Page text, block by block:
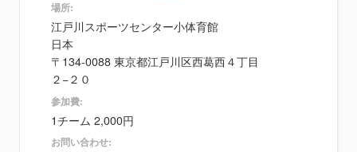
場所:
江戸川スポーツセンター小体育館
日本
〒134-0088 東京都江戸川区西葛西４丁目
２−２０
参加費:
1チーム 2,000円
お問い合わせ: